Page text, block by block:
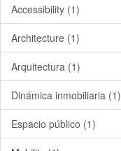
Accessibility (1)
Architecture (1)
Arquitectura (1)
Dinámica inmobiliaria (1)
Espacio público (1)